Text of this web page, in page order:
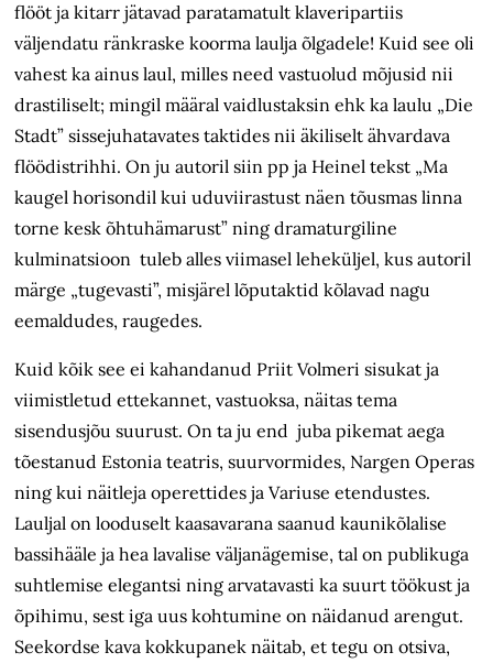
flööt ja kitarr jätavad paratamatult klaveripartiis
väljendatu ränkraske koorma laulja õlgadele! Kuid see oli
vahest ka ainus laul, milles need vastuolud mõjusid nii
drastiliselt; mingil määral vaidlustaksin ehk ka laulu „Die
Stadt” sissejuhatavates taktides nii äkiliselt ähvardava
flöödistrihhi. On ju autoril siin pp ja Heinel tekst „Ma
kaugel horisondil kui uduviirastust näen tõusmas linna
torne kesk õhtuhämarust” ning dramaturgiline
kulminatsioon tuleb alles viimasel leheküljel, kus autoril
märge „tugevasti”, misjärel lõputaktid kõlavad nagu
eemaldudes, raugedes.
Kuid kõik see ei kahandanud Priit Volmeri sisukat ja
viimistletud ettekannet, vastuoksa, näitas tema
sisendusjõu suurust. On ta ju end juba pikemat aega
tõestanud Estonia teatris, suurvormides, Nargen Operas
ning kui näitleja operettides ja Variuse etendustes.
Lauljal on looduselt kaasavarana saanud kaunikõlalise
bassihääle ja hea lavalise väljanägemise, tal on publikuga
suhtlemise elegantsi ning arvatavasti ka suurt töökust ja
õpihimu, sest iga uus kohtumine on näidanud arengut.
Seekordse kava kokkupanek näitab, et tegu on otsiva,